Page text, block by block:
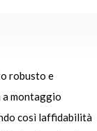
robusto e
montaggio
così laffidabilità